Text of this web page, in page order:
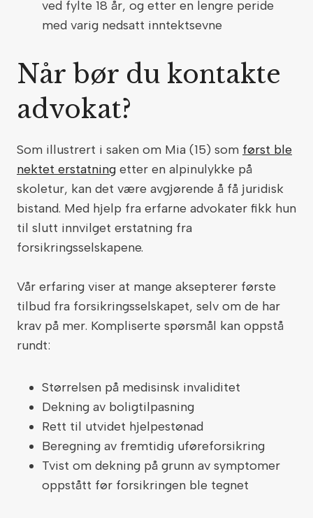
ved fylte 18 år, og etter en lengre peride
med varig nedsatt inntektsevne
Når bør du kontakte
advokat?
Som illustrert i saken om Mia (15) som først ble
nektet erstatning etter en alpinulykke på
skoletur, kan det være avgjørende å få juridisk
bistand. Med hjelp fra erfarne advokater fikk hun
til slutt innvilget erstatning fra
forsikringsselskapene.
Vår erfaring viser at mange aksepterer første
tilbud fra forsikringsselskapet, selv om de har
krav på mer. Kompliserte spørsmål kan oppstå
rundt:
Størrelsen på medisinsk invaliditet
Dekning av boligtilpasning
Rett til utvidet hjelpestønad
Beregning av fremtidig uføreforsikring
Tvist om dekning på grunn av symptomer
oppstått før forsikringen ble tegnet